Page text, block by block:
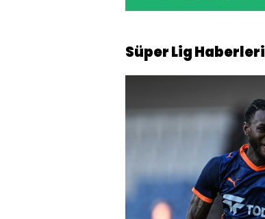
Süper Lig Haberleri